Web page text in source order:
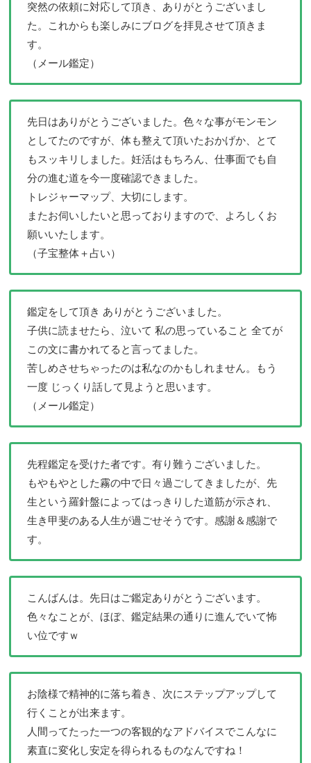
突然の依頼に対応して頂き、ありがとうございまし
た。これからも楽しみにブログを拝見させて頂きま
す。
（メール鑑定）
先日はありがとうございました。色々な事がモンモン
としてたのですが、体も整えて頂いたおかげか、とて
もスッキリしました。妊活はもちろん、仕事面でも自
分の進む道を今一度確認できました。
トレジャーマップ、大切にします。
またお伺いしたいと思っておりますので、よろしくお
願いいたします。
（子宝整体＋占い）
鑑定をして頂き ありがとうございました。
子供に読ませたら、泣いて 私の思っていること 全てが
この文に書かれてると言ってました。
苦しめさせちゃったのは私なのかもしれません。もう
一度 じっくり話して見ようと思います。
（メール鑑定）
先程鑑定を受けた者です。有り難うございました。
もやもやとした霧の中で日々過ごしてきましたが、先
生という羅針盤によってはっきりした道筋が示され、
生き甲斐のある人生が過ごせそうです。感謝＆感謝で
す。
こんばんは。先日はご鑑定ありがとうございます。
色々なことが、ほぼ、鑑定結果の通りに進んでいて怖
い位ですｗ
お陰様で精神的に落ち着き、次にステップアップして
行くことが出来ます。
人間ってたった一つの客観的なアドバイスでこんなに
素直に変化し安定を得られるものなんですね！